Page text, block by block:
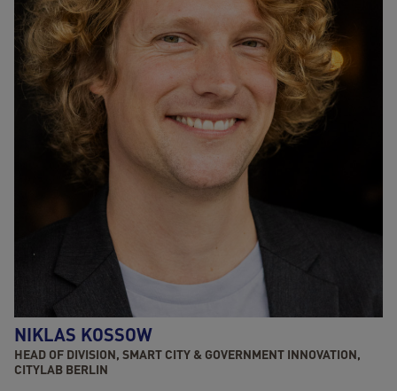
NIKLAS KOSSOW
HEAD OF DIVISION, SMART CITY & GOVERNMENT INNOVATION,
CITYLAB BERLIN